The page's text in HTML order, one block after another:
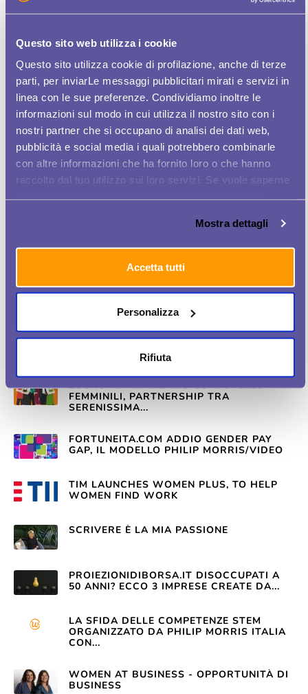
Questo sito web utilizza i cookie
Questo sito utilizza cookie di profilazione, anche di terze
parti, per inviarLe messaggi pubblicitari mirati e servizi in
linea con le sue preferenze. Condividiamo inoltre le
informazioni sul modo in cui utilizza il nostro sito con i
nostri partner che si occupano di analisi dei dati web,
pubblicità e social media i quali potrebbero combinarle
con altre informazioni che ha fornito loro o che hanno
raccolto dal tuo utilizzo sui loro servizi. Se vuole saperne
sul tasto "Accetta tutti". Se non vuole i cookie di
profilazione può negare il consenso sul tasto "Rifiuta".
Mostra dettagli
Accetta tutti
Personalizza
Rifiuta
TIM LANCIA WOMEN PLUS, APP PER
AIUTARE LE DONNE NEL MONDO DEL
ARRIVA WOMEN PLUS, L’APP DI TIM CHE
AIUTA LE DONNE A CERCARE LAVORO
TIM LANCIA WOMEN PLUS, L’APP CHE
AIUTA LE DONNE A CERCARE LAVORO
DONNAINAFFARI.IT FAB50, LE TOP 50
DELL'INNOVAZIONE PER GAMMADONNA
PRIMA EDIZIONE ITALIANA
STARTUPITALIA.EU CHI SONO LE 50
IMPRENDITRICI ITALIANE PIÙ
INNOVATIVE...
STEM E LAVORO FEMMINILE, L’ITALIA
COMINCIA A COLMARE IL GAP: I DATI...
ECONOMIAFINANZA.EU COMPETENZE
FEMMINILI, PARTNERSHIP TRA
SERENISSIMA...
FORTUNEITA.COM ADDIO GENDER PAY
GAP, IL MODELLO PHILIP MORRIS/VIDEO
TIM LAUNCHES WOMEN PLUS, TO HELP
WOMEN FIND WORK
SCRIVERE È LA MIA PASSIONE
PROIEZIONIDIBORSA.IT DISOCCUPATI A
50 ANNI? ECCO 3 IMPRESE CREATE DA...
LA SFIDA DELLE COMPETENZE STEM
ORGANIZZATO DA PHILIP MORRIS ITALIA
CON...
WOMEN AT BUSINESS - OPPORTUNITÀ DI
BUSINESS